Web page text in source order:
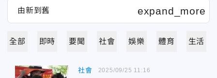
全部 即時 要聞 社會 娛樂 體育 生活
社會 2025/09/25 11:16